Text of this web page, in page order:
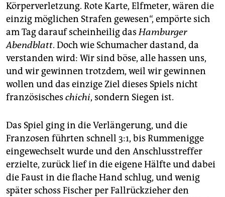
Körperverletzung. Rote Karte, Elfmeter, wären die
einzig möglichen Strafen gewesen“, empörte sich
am Tag darauf scheinheilig dasHamburger
Abendblatt. Doch wie Schumacher dastand, da
verstanden wird: Wir sind böse, alle hassen uns,
und wir gewinnen trotzdem, weil wir gewinnen
wollen und das einzige Ziel dieses Spiels nicht
französisches chichi, sondern Siegen ist.
Das Spiel ging in die Verlängerung, und die
Franzosen führten schnell 3:1, bis Rummenigge
eingewechselt wurde und den Anschlusstreffer
erzielte, zurück lief in die eigene Hälfte und dabei
die Faust in die flache Hand schlug, und wenig
später schoss Fischer per Fallrückzieher den